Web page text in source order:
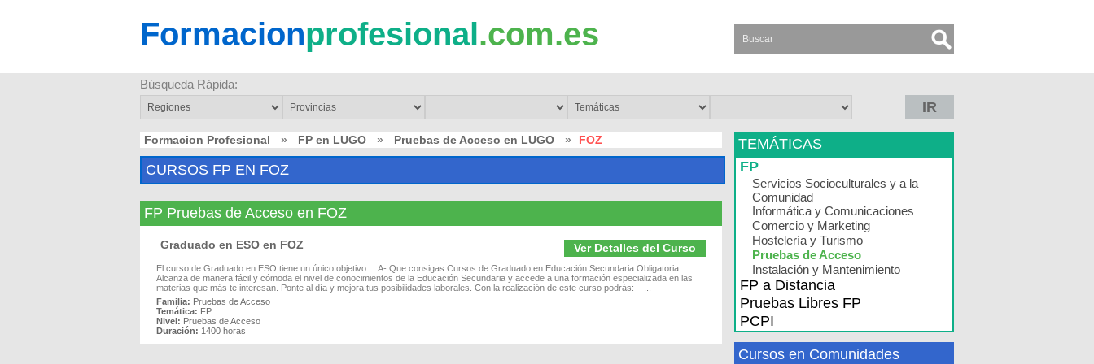
Formacionprofesional.com.es
Búsqueda Rápida:
IR
Formacion Profesional » FP en LUGO » Pruebas de Acceso en LUGO » FOZ
CURSOS FP EN FOZ
FP Pruebas de Acceso en FOZ
Ver Detalles del Curso
Graduado en ESO en FOZ
El curso de Graduado en ESO tiene un único objetivo: A- Que consigas Cursos de Graduado en Educación Secundaria Obligatoria.
Alcanza de manera fácil y cómoda el nivel de conocimientos de la Educación Secundaria y accede a una formación especializada en las
materias que más te interesan. Ponte al día y mejora tus posibilidades laborales. Con la realización de este curso podrás: ...
Familia: Pruebas de Acceso
Temática: FP
Nivel: Pruebas de Acceso
Duración: 1400 horas
TEMÁTICAS
FP
Servicios Socioculturales y a la
Comunidad
Informática y Comunicaciones
Comercio y Marketing
Hostelería y Turismo
Pruebas de Acceso
Instalación y Mantenimiento
FP a Distancia
Pruebas Libres FP
PCPI
Cursos en Comunidades